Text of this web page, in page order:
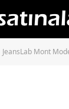
JeansLab Mont